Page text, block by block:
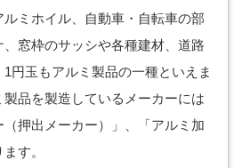
ミホイル、自動車・自転車の部
窓枠のサッシや各種建材、道路
円玉もアルミ製品の一種といえま
品を製造しているメーカーには
（押出メーカー）」、「アルミ加
す。